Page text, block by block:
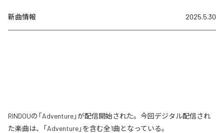
新曲情報 2025.5.30
RINDOUの「Adventure」が配信開始された。今回デジタル配信され
た楽曲は、「Adventure」を含む全1曲となっている。